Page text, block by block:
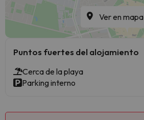
Ver en mapa
Puntos fuertes del alojamiento
Cerca de la playa
Parking interno